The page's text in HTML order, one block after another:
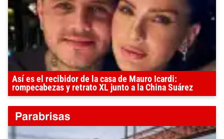
Así es el recibidor de la casa de Mauro Icardi:
rompecabezas y retrato XL junto a la China Suárez